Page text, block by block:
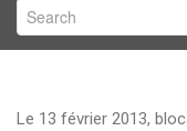
A developper
Cable Conducteur
Le 13 février 2013,